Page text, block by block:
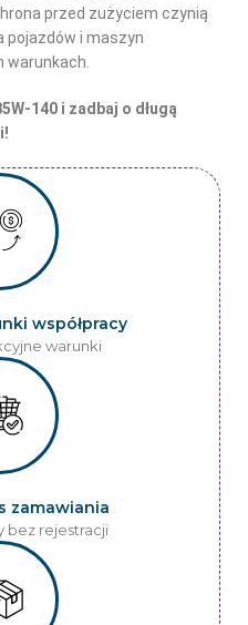
przed zużyciem czynią
pojazdów i maszyn
warunkach.
140 i zadbaj o długą
współpracy
warunki
zamawiania
bez rejestracji